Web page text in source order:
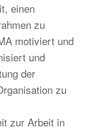
einen
zu
motiviert und
und
der
zu
zur Arbeit in